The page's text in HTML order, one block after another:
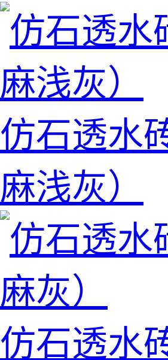
仿石透水
麻浅灰）
仿石透水